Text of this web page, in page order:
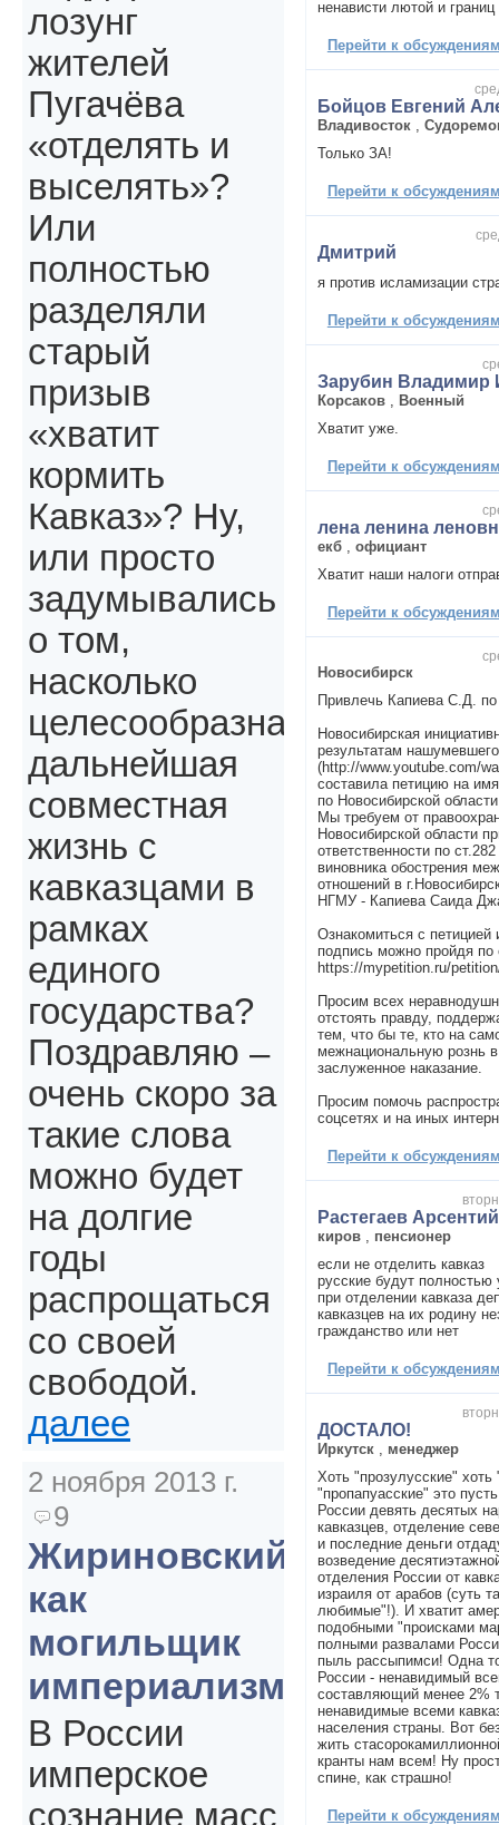
ненависти лютой и
Перейти к
Бойцов Евгений
Владивосток
Только ЗА!
Перейти к
Дмитрий
я против исламизации
Перейти к
Зарубин Владимир
Корсаков
Военный
Хватит уже.
Перейти к
лена ленина
екб
официант
Хватит наши налоги
Перейти к
Новосибирск
Привлечь Капиева С.Д.
Новосибирская
результатам
(http://www.youtube.com/
составила петицию на
по Новосибирской
Мы требуем от
Новосибирской области
ответственности по
виновника обострения
отношений в
НГМУ - Капиева Саида
Ознакомиться с петицией
подпись можно пройдя по
https://mypetition.ru/
Просим всех
отстоять правду,
тем, что бы те, кто на
межнациональную рознь
заслуженное наказание.
Просим помочь
соцсетях и на иных
Перейти к
Растегаев
киров
пенсионер
если не отделить кавказ
русские будут полностью
при отделении кавказа
кавказцев на их родину
гражданство или нет
Перейти к
ДОСТАЛО!
Иркутск
менеджер
Хоть "прозулусские" хоть
"пропапуасские" это
России девять десятых
кавказцев, отделение
и последние деньги
возведение
отделения России от
израиля от арабов (суть
любимые"!). И хватит
подобными "происками
полными развалами
пыль рассыпимси! Одна
России - ненавидимый
составляющий менее 2%
ненавидимые всеми
населения страны. Вот
жить
кранты нам всем! Ну
спине, как страшно!
Перейти к
лозунг
жителей
Пугачёва
«отделять и
выселять»?
Или
полностью
разделяли
старый
призыв
«хватит
кормить
Кавказ»? Ну,
или просто
задумывались
о том,
насколько
целесообразна
дальнейшая
совместная
жизнь с
кавказцами в
рамках
единого
государства?
Поздравляю –
очень скоро за
такие слова
можно будет
на долгие
годы
распрощаться
со своей
свободой.
далее
2 ноября 2013 г.
9
Жириновский
как
могильщик
империализма
В России
имперское
сознание масс